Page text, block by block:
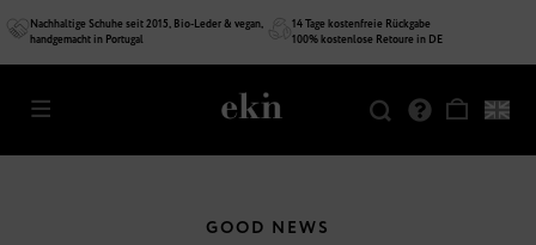
Nachhaltige Schuhe seit 2015, Bio-Leder & vegan,
handgemacht in Portugal
14 Tage kostenfreie Rückgabe
100% kostenlose Retoure in DE
GOOD NEWS